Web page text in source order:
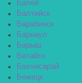
Балей
Балтийск
Барабинск
Барнаул
Барыш
Батайск
Бахчисарай
Бежецк